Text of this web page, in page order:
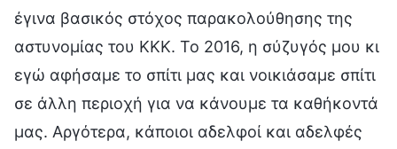
έγινα βασικός στόχος παρακολούθησης της
αστυνομίας του ΚΚΚ. Το 2016, η σύζυγός μου κι
εγώ αφήσαμε το σπίτι μας και νοικιάσαμε σπίτι
σε άλλη περιοχή για να κάνουμε τα καθήκοντά
μας. Αργότερα, κάποιοι αδελφοί και αδελφές